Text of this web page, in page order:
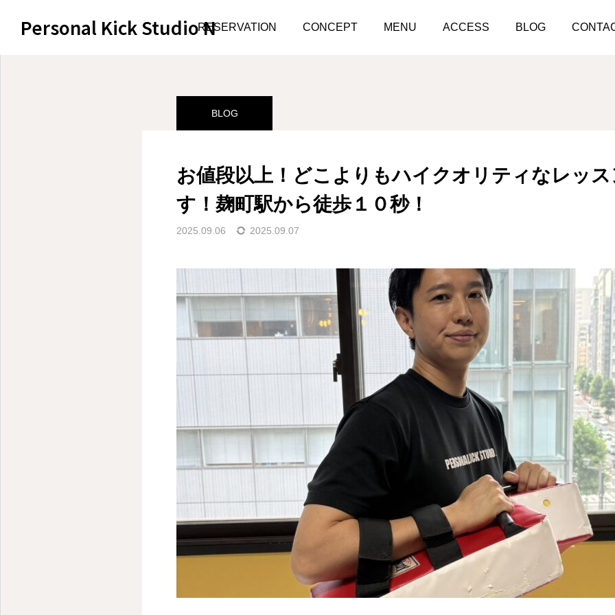
Personal Kick Studio NRESERVATION CONCEPT MENU ACCESS BLOG
サンプルページ BLOG お値段以上！どこよりもハイクオリティなレッスンを提供します！
BLOG
お値段以上！どこよりもハイクオリティなレッ
す！麹町駅から徒歩１０秒！
2025.09.06 2025.09.07